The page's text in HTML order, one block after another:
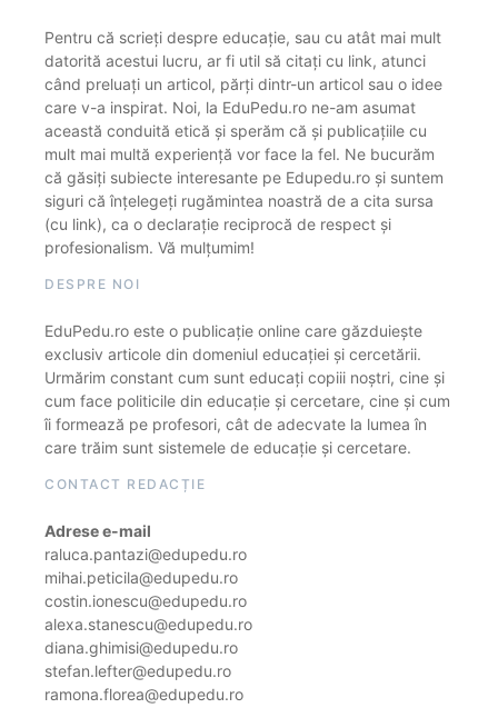
Pentru că scrieți despre educație, sau cu atât mai mult
datorită acestui lucru, ar fi util să citați cu link, atunci
când preluați un articol, părți dintr-un articol sau o idee
care v-a inspirat. Noi, la EduPedu.ro ne-am asumat
această conduită etică și sperăm că și publicațiile cu
mult mai multă experiență vor face la fel. Ne bucurăm
că găsiți subiecte interesante pe Edupedu.ro și suntem
siguri că înțelegeți rugămintea noastră de a cita sursa
(cu link), ca o declarație reciprocă de respect și
profesionalism. Vă mulțumim!
DESPRE NOI
EduPedu.ro este o publicație online care găzduiește
exclusiv articole din domeniul educației și cercetării.
Urmărim constant cum sunt educați copiii noștri, cine și
cum face politicile din educație și cercetare, cine și cum
îi formează pe profesori, cât de adecvate la lumea în
care trăim sunt sistemele de educație și cercetare.
CONTACT REDACȚIE
Adrese e-mail
raluca.pantazi@edupedu.ro
mihai.peticila@edupedu.ro
costin.ionescu@edupedu.ro
alexa.stanescu@edupedu.ro
diana.ghimisi@edupedu.ro
stefan.lefter@edupedu.ro
ramona.florea@edupedu.ro